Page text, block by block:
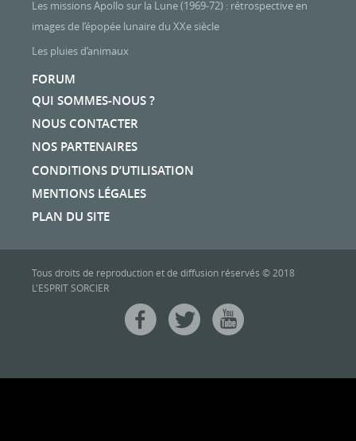
Les missions Apollo sur la Lune (1969-72) : rétrospective en
images de l’épopée lunaire du XXe siècle
Les pluies d’animaux
FORUM
QUI SOMMES-NOUS ?
NOUS CONTACTER
NOS PARTENAIRES
CONDITIONS D’UTILISATION
MENTIONS LÉGALES
PLAN DU SITE
Tous droits de reproduction et de diffusion réservés © 2018
L'ESPRIT SORCIER